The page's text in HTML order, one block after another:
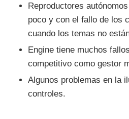
Reproductores
poco y con el fallo de los
cuando los temas no
Engine tiene muchos
competitivo como gestor
Algunos problemas en la
controles.